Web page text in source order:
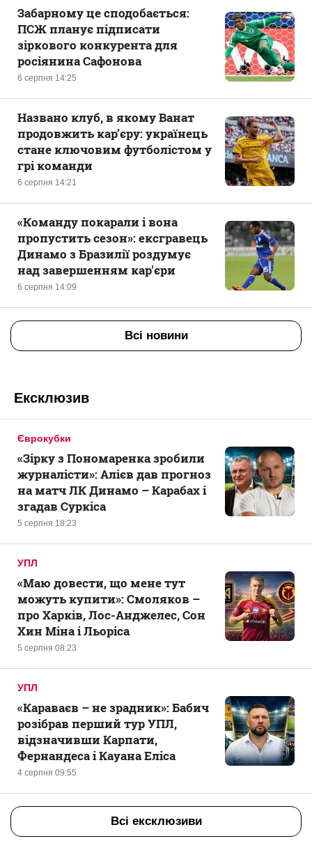
6 серпня 14:25
Забарному це сподобається:
ПСЖ планує підписати
зіркового конкурента для
росіянина Сафонова
6 серпня 14:21
Названо клуб, в якому Ванат
продовжить кар’єру: українець
стане ключовим футболістом у
грі команди
6 серпня 14:09
«Команду покарали і вона
пропустить сезон»: ексгравець
Динамо з Бразилії роздумує
над завершенням кар'єри
Всі новини
Ексклюзив
Єврокубки
5 серпня 18:23
«Зірку з Пономаренка зробили
журналісти»: Алієв дав прогноз
на матч ЛК Динамо – Карабах і
згадав Суркіса
УПЛ
5 серпня 08:23
«Маю довести, що мене тут
можуть купити»: Смоляков –
про Харків, Лос-Анджелес, Сон
Хин Міна і Льоріса
УПЛ
4 серпня 09:55
«Караваєв – не зрадник»: Бабич
розібрав перший тур УПЛ,
відзначивши Карпати,
Фернандеса і Кауана Еліса
Всі ексклюзиви